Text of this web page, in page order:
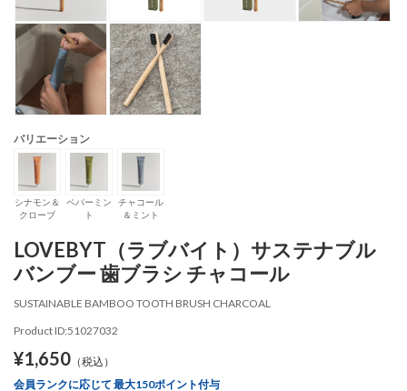
バリエーション
シナモン＆
クローブ
ペパーミン
ト
チャコール
＆ミント
LOVEBYT（ラブバイト）サステナブル
バンブー 歯ブラシ チャコール
SUSTAINABLE BAMBOO TOOTH BRUSH CHARCOAL
Product ID:51027032
¥1,650 （税込）
会員ランクに応じて 最大150ポイント付与